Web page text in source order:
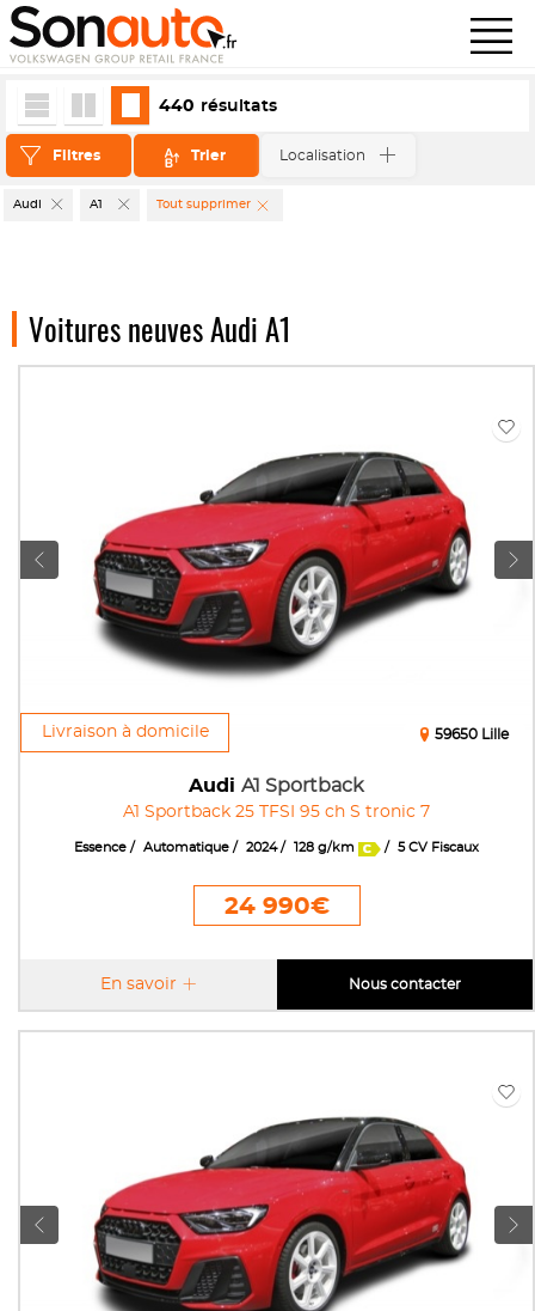
Audi A1 Tout supprimer
Filtres Trier Localisation
440 résultats
Voitures neuves Audi A1
Livraison à domicile
Audi A1 Sportback
A1 Sportback 25 TFSI 95 ch S tronic 7
59650 Lille
Essence Automatique 2024 128 g/km 5 CV Fiscaux
24 990€
En savoir Nous contacter